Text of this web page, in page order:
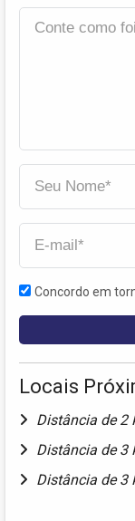
Concordo em
Locais
Distância de 2
Distância de 3
Distância de 3